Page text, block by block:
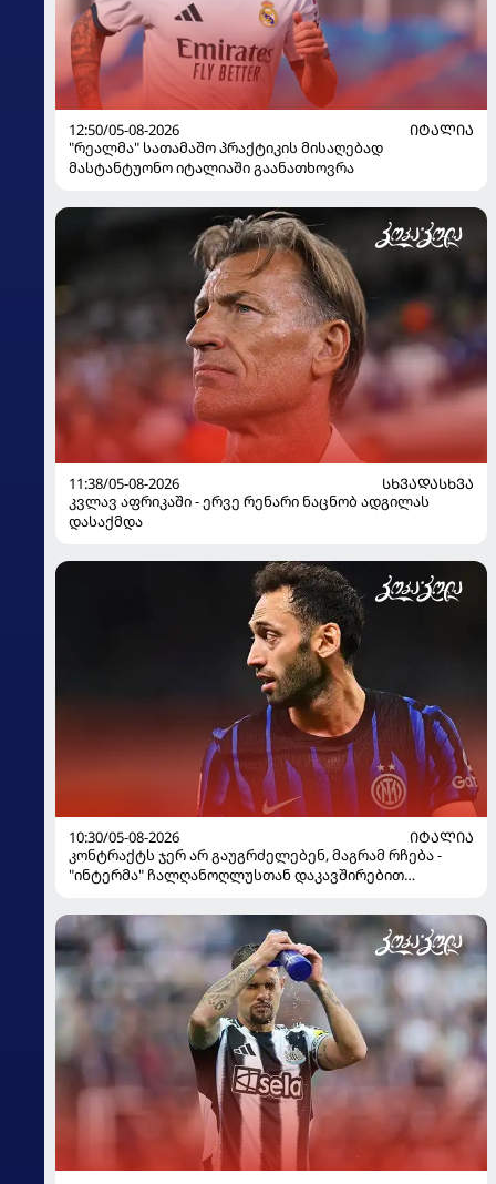
12:50/05-08-2026
ᲘᲢᲐᲚᲘᲐ
"რეალმა" სათამაშო პრაქტიკის მისაღებად
მასტანტუონო იტალიაში გაანათხოვრა
11:38/05-08-2026
ᲡᲮᲕᲐᲓᲐᲡᲮᲕᲐ
კვლავ აფრიკაში - ერვე რენარი ნაცნობ ადგილას
დასაქმდა
10:30/05-08-2026
ᲘᲢᲐᲚᲘᲐ
კონტრაქტს ჯერ არ გაუგრძელებენ, მაგრამ რჩება -
"ინტერმა" ჩალღანოღლუსთან დაკავშირებით